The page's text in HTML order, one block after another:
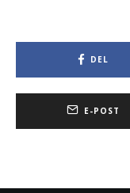
DEL
E-POST